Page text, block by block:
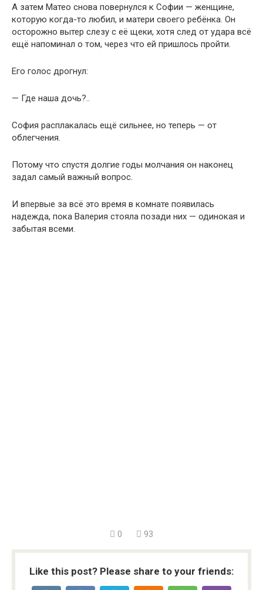
А затем Матео снова повернулся к Софии — женщине,
которую когда-то любил, и матери своего ребёнка. Он
осторожно вытер слезу с её щеки, хотя след от удара всё
ещё напоминал о том, через что ей пришлось пройти.
Его голос дрогнул:
— Где наша дочь?..
София расплакалась ещё сильнее, но теперь — от
облегчения.
Потому что спустя долгие годы молчания он наконец
задал самый важный вопрос.
И впервые за всё это время в комнате появилась
надежда, пока Валерия стояла позади них — одинокая и
забытая всеми.
0 93
Like this post? Please share to your friends: